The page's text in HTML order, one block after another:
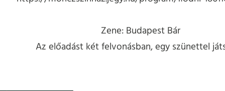
Zene: Budapest Bár
Az előadást két felvonásban, egy szünettel